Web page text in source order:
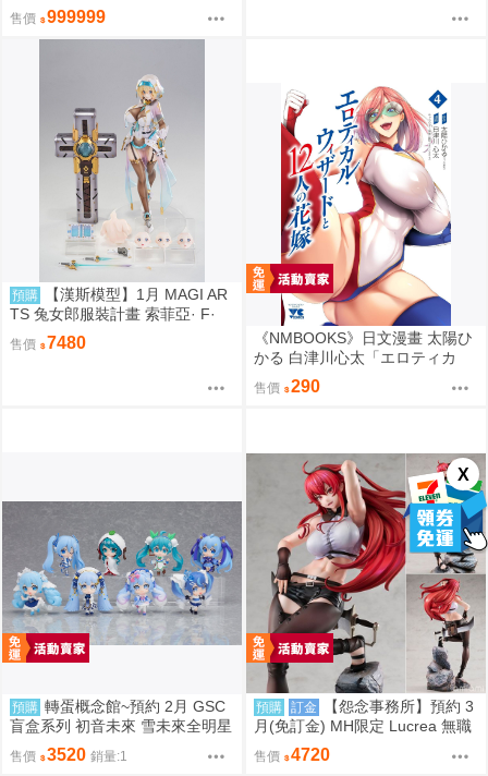
X
VERLORD 聖王國篇 雅兒貝德 0
913
售價 999999
預購
【漢斯模型】1月 MAGI AR
TS 兔女郎服裝計畫 索菲亞· F·
希琳 機甲修女 亮色特別版 高峰N
adare
售價 7480
《NMBOOKS》日文漫畫 太陽ひ
かる 白津川心太「エロティカ
ル・ウィザードと12人の花嫁
(4)」
售價 290
預購 轉蛋概念館~預約 2月 GSC
盲盒系列 初音未來 雪未來全明星
模型收藏 Vol.2 8入 超商付款免訂
金
售價 3520 銷量:1
預購 訂金
【怨念事務所】預約 3
月(免訂金) MH限定 Lucrea 無職
轉生 艾莉絲 全高約27公分 0816
售價 4720